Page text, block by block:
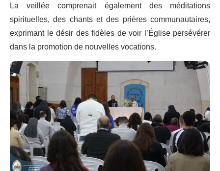
La veillée comprenait également des méditations
spirituelles, des chants et des prières communautaires,
exprimant le désir des fidèles de voir l’Église persévérer
dans la promotion de nouvelles vocations.